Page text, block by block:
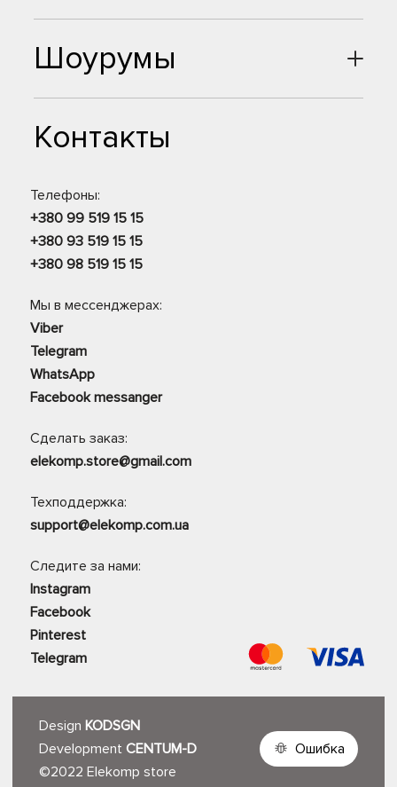
Шоурумы
Контакты
Телефоны:
+380 99 519 15 15
+380 93 519 15 15
+380 98 519 15 15
Мы в мессенджерах:
Viber
Telegram
WhatsApp
Facebook messanger
Сделать заказ:
elekomp.store@gmail.com
Техподдержка:
support@elekomp.com.ua
Следите за нами:
Instagram
Facebook
Pinterest
Telegram
Design KODSGN
Development CENTUM-D
©2022 Elekomp store
Ошибка